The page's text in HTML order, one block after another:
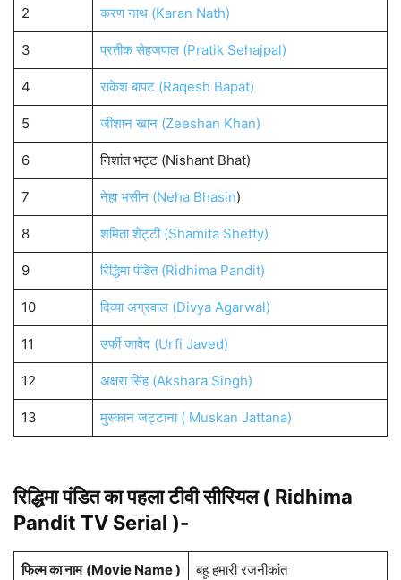
2 करण नाथ (Karan Nath)
3 प्रतीक सेहजपाल (Pratik Sehajpal)
4 राकेश बापट (Raqesh Bapat)
5 जीशान खान (Zeeshan Khan)
6 निशांत भट्ट (Nishant Bhat)
7 नेहा भसीन (Neha Bhasin)
8 शमिता शेट्टी (Shamita Shetty)
9 रिद्ध‍िमा पंडित (Ridhima Pandit)
10 दिव्‍या अग्रवाल (Divya Agarwal)
11 उर्फी जावेद (Urfi Javed)
12 अक्षरा सिंह (Akshara Singh)
13 मुस्कान जट्टाना ( Muskan Jattana)
रिद्ध‍िमा पंडित का पहला टीवी सीरियल ( Ridhima
Pandit TV Serial )-
फिल्म का नाम (Movie Name ) बहू हमारी रजनीकांत